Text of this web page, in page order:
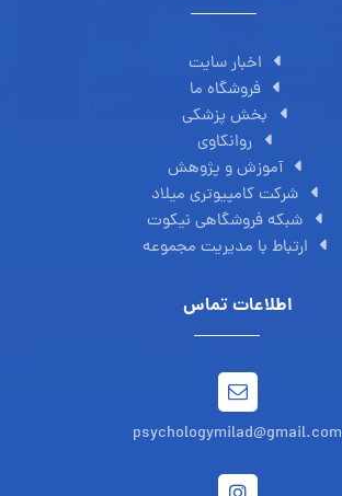
اخبار سایت
فروشگاه ما
بخش پزشکی
روانکاوی
آموزش و پژوهش
شرکت کامپیوتری میلاد
شبکه فروشگاهی نیکوت
ارتباط با مدیریت مجموعه
اطلاعات تماس
psychologymilad@gmail.com